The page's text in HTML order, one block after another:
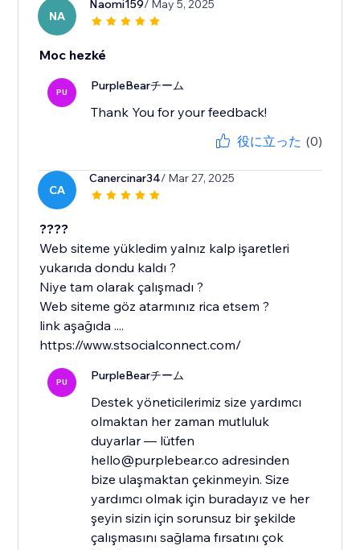
NA
Naomi159/ May 5, 2025
Moc hezké
PU PurpleBearチーム
Thank You for your feedback!
役に立った (0)
CA
Canercinar34/ Mar 27, 2025
????
Web siteme yükledim yalnız kalp işaretleri
yukarıda dondu kaldı ?
Niye tam olarak çalışmadı ?
Web siteme göz atarmınız rica etsem ?
link aşağıda ....
https://www.stsocialconnect.com/
PU PurpleBearチーム
Destek yöneticilerimiz size yardımcı
olmaktan her zaman mutluluk
duyarlar — lütfen
hello@purplebear.co adresinden
bize ulaşmaktan çekinmeyin. Size
yardımcı olmak için buradayız ve her
şeyin sizin için sorunsuz bir şekilde
çalışmasını sağlama fırsatını çok